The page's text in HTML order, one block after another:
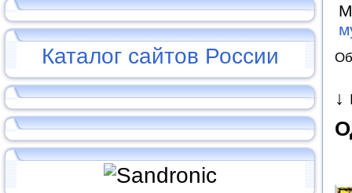
Каталог сайтов России